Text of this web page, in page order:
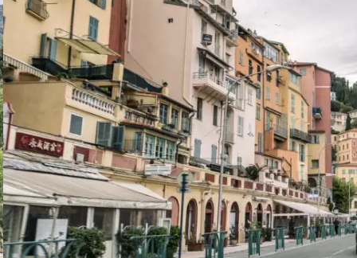
umiejętności. Rajd Monte Carlo odbywa się zimą i
patrząc na ciasne agrafki poniżej przełęczy można
sobie wyobrazić jak trudne panujące tutaj warunki
podczas zawodów.
Odcinki specjalne rajdu prowadzące przez przełęcz
Turini to klasyka nie tylko Rajdu Monte Carlo, ale
rajdów WRC w ogóle. Od kilku sezonów każdą rundę
kończy tzw. Power Stage, na którym kierowcy mogą
zdobyć dodatkowe punkty. Jadąc tym odcinkiem
drogą D54 nie tylko podziwiamy piękne widoki i
pokręcone serpentyny. Uwagę przykuwają ślady na
asfalcie, które dają wyobrażenie jak mordercza bywa